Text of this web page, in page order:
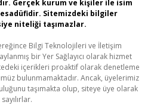
Gerçek kurum ve kişiler ile isim
Sitemizdeki bilgiler
niteliği taşımazlar.
Bilgi Teknolojileri ve İletişim
bir Yer Sağlayıcı olarak hizmet
içerikleri proaktif olarak denetleme
bulunmamaktadır. Ancak, üyelerimiz
taşımakta olup, siteye üye olarak